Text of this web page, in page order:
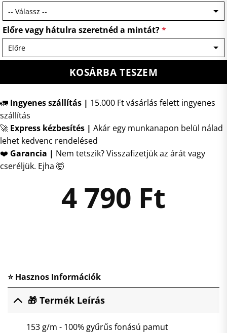
Előre vagy hátulra szeretnéd a mintát?*
KOSÁRBA TESZEM
🚛 Ingyenes szállítás | 15.000 Ft vásárlás felett ingyenes
szállítás
🚀 Express kézbesítés | Akár egy munkanapon belül nálad
lehet kedvenc rendelésed
❤️ Garancia | Nem tetszik? Visszafizetjük az árát vagy
cseréljük. Ejha 🤯
4 790 Ft
⭐ Hasznos Információk
🎁 Termék Leírás
153 g/m - 100% gyűrűs fonású pamut